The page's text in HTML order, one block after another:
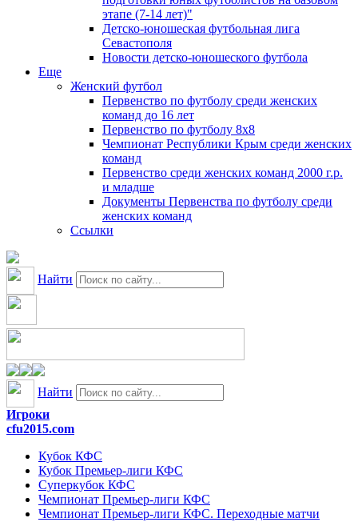
этапе (7-14 лет)"
Детско-юношеская футбольная лига
Севастополя
Новости детско-юношеского футбола
Еще
Женский футбол
Первенство по футболу среди женских
команд до 16 лет
Первенство по футболу 8х8
Чемпионат Республики Крым среди женских
команд
Первенство среди женских команд 2000 г.р.
и младше
Документы Первенства по футболу среди
женских команд
Ссылки
Найти
Найти
Игроки
cfu2015.com
Кубок КФС
Кубок Премьер-лиги КФС
Суперкубок КФС
Чемпионат Премьер-лиги КФС
Чемпионат Премьер-лиги КФС. Переходные матчи